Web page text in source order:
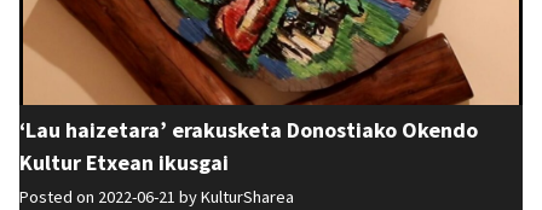
‘Lau haizetara’ erakusketa Donostiako Okendo
Kultur Etxean ikusgai
Posted on 2022-06-21 byKulturSharea